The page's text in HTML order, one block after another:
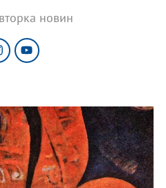
новин